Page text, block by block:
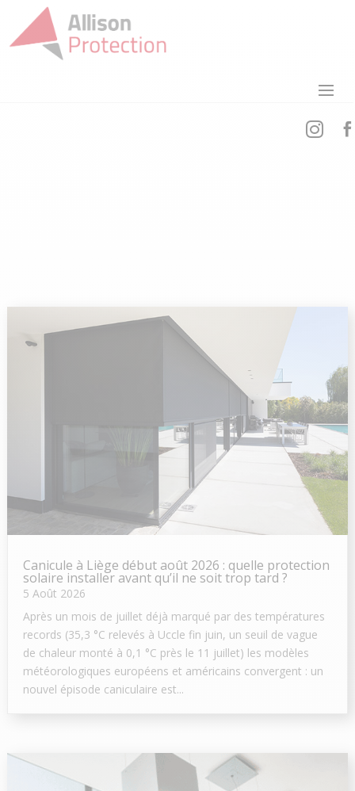


Canicule à Liège début août 2026 : quelle protection
solaire installer avant qu’il ne soit trop tard ?
5 Août 2026
Après un mois de juillet déjà marqué par des températures
records (35,3 °C relevés à Uccle fin juin, un seuil de vague
de chaleur monté à 0,1 °C près le 11 juillet) les modèles
météorologiques européens et américains convergent : un
nouvel épisode caniculaire est...